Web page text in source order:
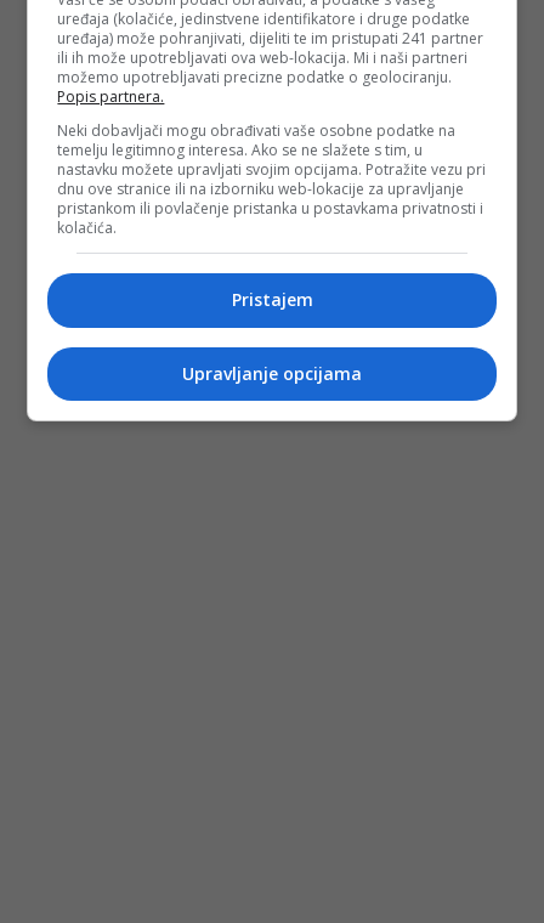
Krstarica.com/DEPO PORTAL/ad)
PODIJELI NA
Depo.bapratite putem društvenih mrežaTwitteriFacebook
uređaja (kolačiće, jedinstvene identifikatore i druge podatke
uređaja) može pohranjivati, dijeliti te im pristupati 241 partner
ili ih može upotrebljavati ova web-lokacija. Mi i naši partneri
možemo upotrebljavati precizne podatke o geolociranju.
Popis partnera.
Neki dobavljači mogu obrađivati vaše osobne podatke na
temelju legitimnog interesa. Ako se ne slažete s tim, u
nastavku možete upravljati svojim opcijama. Potražite vezu pri
dnu ove stranice ili na izborniku web-lokacije za upravljanje
pristankom ili povlačenje pristanka u postavkama privatnosti i
kolačića.
Pristajem
Upravljanje opcijama